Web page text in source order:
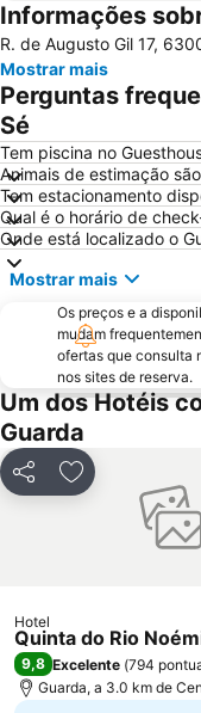
Aldeia Histórica de Castelo
Museu do Pão
Capela da Santa Casa da Misericórdia de
Funicular de Santo
Castelo de Linhares
Praia Artificial
Serra Marofa
Informações
R. de Augusto Gil 17,
Mostrar mais
Perguntas
Sé
Tem piscina no
Animais de estimação
Tem estacionamento
Qual é o horário de
Onde está localizado o
Mostrar mais
Os preços e a
mudam
ofertas que consulta
nos sites de reserva.
Um dos Hotéis
Guarda
PartilharAdicionar aos
Hotel
Quinta do Rio
9,8 Excelente (794
Guarda, a 3.0 km de